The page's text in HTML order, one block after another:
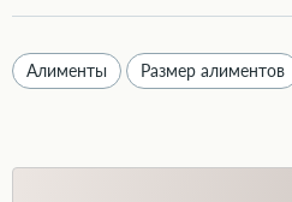
Алименты Размер алиментов